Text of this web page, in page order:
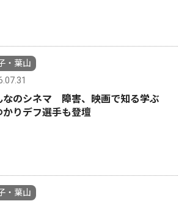
・葉山
なのシネマ 障害、映画で知る学ぶ
かりデフ選手も登壇
・葉山